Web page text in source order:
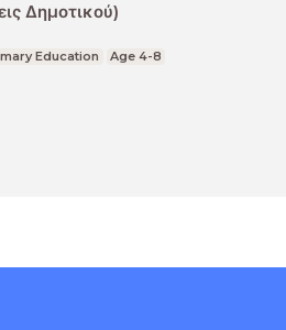
Δημοτικού)
Education Age 4-8